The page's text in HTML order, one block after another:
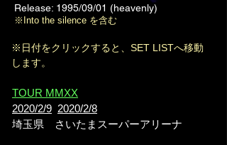
Release: 1995/09/01 (heavenly)
※Into the silence を含む
※日付をクリックすると、SET LISTへ移動
します。
TOUR MMXX
2020/2/9 2020/2/8
埼玉県 さいたまスーパーアリーナ